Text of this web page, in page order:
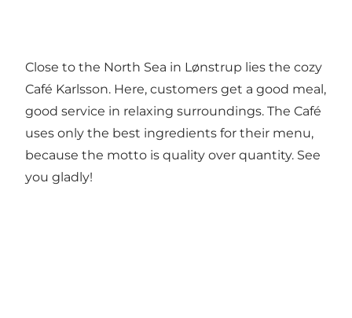
Close to the North Sea in Lønstrup lies the cozy
Café Karlsson. Here, customers get a good meal,
good service in relaxing surroundings. The Café
uses only the best ingredients for their menu,
because the motto is quality over quantity. See
you gladly!